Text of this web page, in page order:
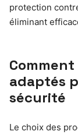
protection
éliminant
adaptés
sécurité
Le choix des